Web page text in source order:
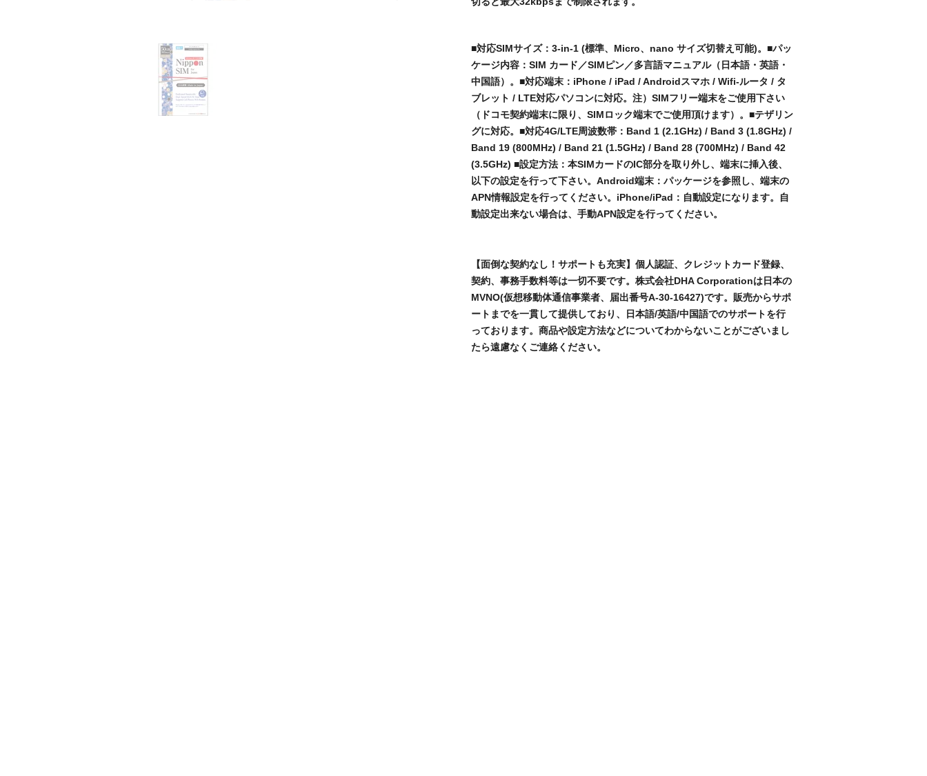
■対応SIMサイズ：3-in-1 (標準、Micro、nano サイズ切替え可能)。■パッ
ケージ内容：SIM カード／SIMピン／多言語マニュアル（日本語・英語・
中国語）。■対応端末：iPhone / iPad / Androidスマホ / Wifi-ルータ / タ
ブレット / LTE対応パソコンに対応。注）SIMフリー端末をご使用下さい
（ドコモ契約端末に限り、SIMロック端末でご使用頂けます）。■テザリン
グに対応。■対応4G/LTE周波数帯：Band 1 (2.1GHz) / Band 3 (1.8GHz) /
Band 19 (800MHz) / Band 21 (1.5GHz) / Band 28 (700MHz) / Band 42
(3.5GHz) ■設定方法：本SIMカードのIC部分を取り外し、端末に挿入後、
以下の設定を行って下さい。Android端末：パッケージを参照し、端末の
APN情報設定を行ってください。iPhone/iPad：自動設定になります。自
動設定出来ない場合は、手動APN設定を行ってください。
【面倒な契約なし！サポートも充実】個人認証、クレジットカード登録、
契約、事務手数料等は一切不要です。株式会社DHA Corporationは日本の
MVNO(仮想移動体通信事業者、届出番号A-30-16427)です。販売からサポ
ートまでを一貫して提供しており、日本語/英語/中国語でのサポートを行
っております。商品や設定方法などについてわからないことがございまし
たら遠慮なくご連絡ください。